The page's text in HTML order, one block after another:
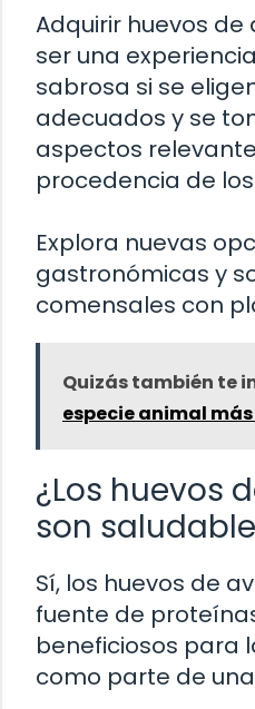
Adquirir huevos de
ser una
sabrosa si se
adecuados y se
aspectos
procedencia de
Explora nuevas
gastronómicas y
comensales con
Quizás también te
especie animal
¿Los huevos
son
Sí, los huevos de
fuente de
beneficiosos para
como parte de